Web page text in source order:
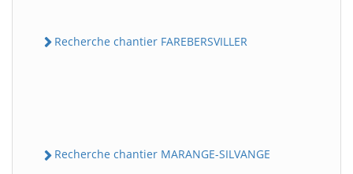
Recherche chantier FAREBERSVILLER
Recherche chantier MARANGE-SILVANGE